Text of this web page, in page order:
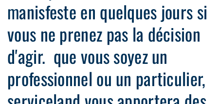
manisfeste en quelques jours si
vous ne prenez pas la décision
d'agir. que vous soyez un
professionnel ou un particulier,